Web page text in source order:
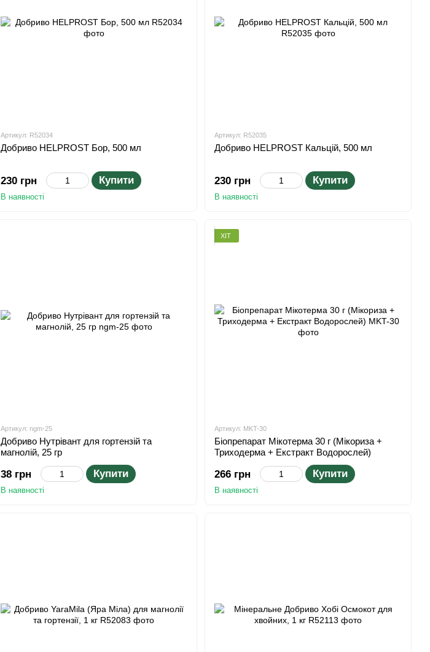
Артикул: R52034
Добриво HELPROST Бор, 500 мл
230 грн Купити
В наявності
Артикул: R52035
Добриво HELPROST Кальцій, 500 мл
230 грн Купити
В наявності
Артикул: ngm-25
Добриво Нутрівант для гортензій та
магнолій, 25 гр
38 грн Купити
В наявності
ХІТ
Артикул: MKT-30
Біопрепарат Мікотерма 30 г (Мікориза +
Триходерма + Екстракт Водорослей)
266 грн Купити
В наявності